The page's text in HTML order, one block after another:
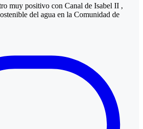
muy positivo con Canal de Isabel II ,
del agua en la Comunidad de